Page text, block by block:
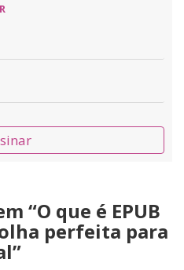
“O que é EPUB
perfeita para
”